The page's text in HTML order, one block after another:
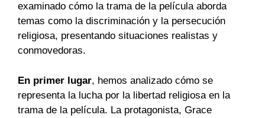
examinado cómo la trama de la película aborda
temas como la discriminación y la persecución
religiosa, presentando situaciones realistas y
conmovedoras.
En primer lugar, hemos analizado cómo se
representa la lucha por la libertad religiosa en la
trama de la película. La protagonista, Grace